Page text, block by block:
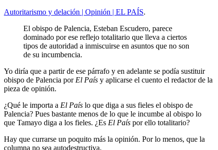
Autoritarismo y delación | Opinión | EL PAÍS.
El obispo de Palencia, Esteban Escudero, parece
dominado por ese reflejo totalitario que lleva a ciertos
tipos de autoridad a inmiscuirse en asuntos que no son
de su incumbencia.
Yo diría que a partir de ese párrafo y en adelante se podía sustituir
obispo de Palencia por El País y aplicarse el cuento el redactor de la
pieza de opinión.
¿Qué le importa a El País lo que diga a sus fieles el obispo de
Palencia? Pues bastante menos de lo que le incumbe al obispo lo
que Tamayo diga a los fieles. ¿Es El País por ello totalitario?
Hay que currarse un poquito más la opinión. Por lo menos, que la
columna no sea autodestructiva.